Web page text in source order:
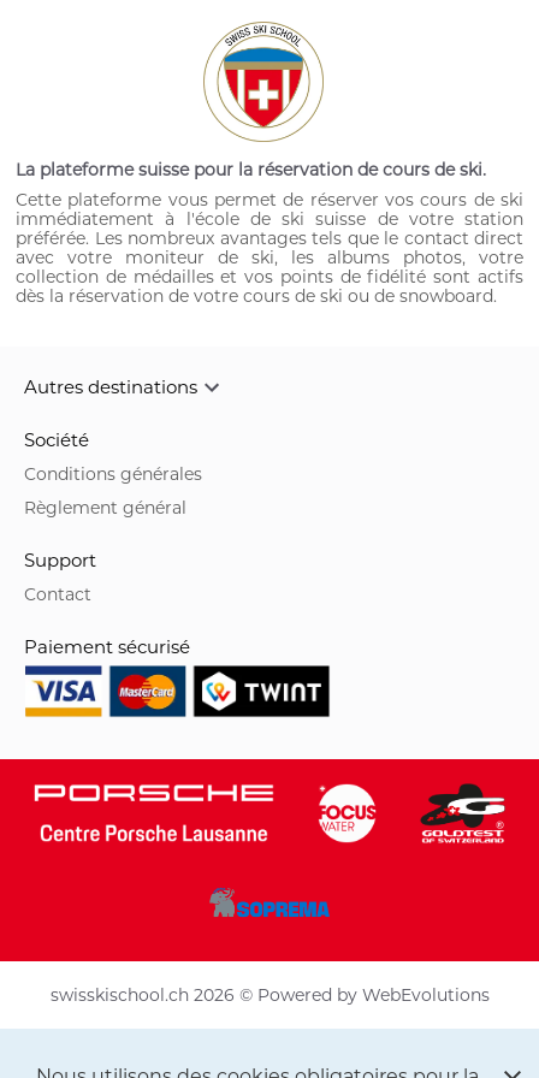
La plateforme suisse pour la réservation de cours de ski.
Cette plateforme vous permet de réserver vos cours de ski
immédiatement à l'école de ski suisse de votre station
préférée. Les nombreux avantages tels que le contact direct
avec votre moniteur de ski, les albums photos, votre
collection de médailles et vos points de fidélité sont actifs
dès la réservation de votre cours de ski ou de snowboard.
Autres destinations
Société
Conditions générales
Règlement général
Support
Contact
Paiement sécurisé
swisskischool.ch 2026 © Powered by WebEvolutions